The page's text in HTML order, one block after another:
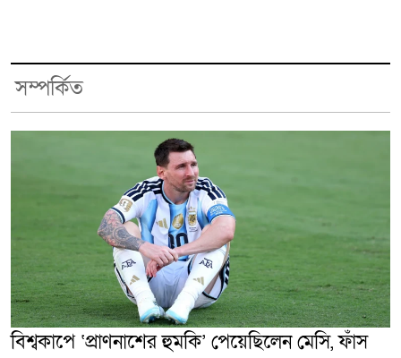
সম্পর্কিত
বিশ্বকাপে ‘প্রাণনাশের হুমকি’ পেয়েছিলেন মেসি, ফাঁস